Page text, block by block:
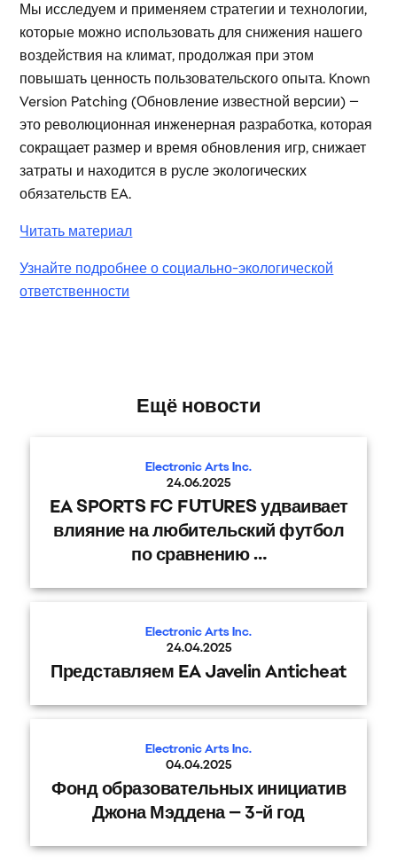
Мы исследуем и применяем стратегии и технологии,
которые можно использовать для снижения нашего
воздействия на климат, продолжая при этом
повышать ценность пользовательского опыта. Known
Version Patching (Обновление известной версии) —
это революционная инженерная разработка, которая
сокращает размер и время обновления игр, снижает
затраты и находится в русле экологических
обязательств EA.
Читать материал
Узнайте подробнее о социально-экологической
ответственности
Ещё новости